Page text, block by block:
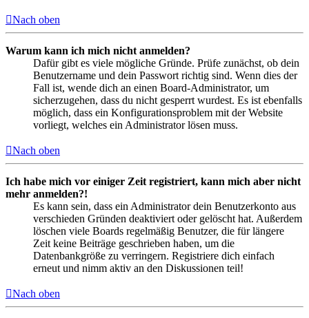
Nach oben
Warum kann ich mich nicht anmelden?
Dafür gibt es viele mögliche Gründe. Prüfe zunächst, ob dein
Benutzername und dein Passwort richtig sind. Wenn dies der
Fall ist, wende dich an einen Board-Administrator, um
sicherzugehen, dass du nicht gesperrt wurdest. Es ist ebenfalls
möglich, dass ein Konfigurationsproblem mit der Website
vorliegt, welches ein Administrator lösen muss.
Nach oben
Ich habe mich vor einiger Zeit registriert, kann mich aber nicht
mehr anmelden?!
Es kann sein, dass ein Administrator dein Benutzerkonto aus
verschieden Gründen deaktiviert oder gelöscht hat. Außerdem
löschen viele Boards regelmäßig Benutzer, die für längere
Zeit keine Beiträge geschrieben haben, um die
Datenbankgröße zu verringern. Registriere dich einfach
erneut und nimm aktiv an den Diskussionen teil!
Nach oben